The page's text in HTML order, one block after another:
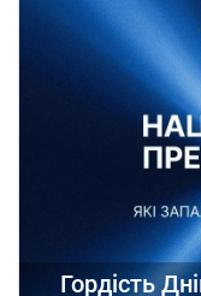
Гордість